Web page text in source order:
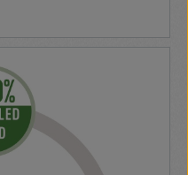
-ban újrahasznosított,
rendelkezik -tartós és
irodaszer, amelyek jól
karton